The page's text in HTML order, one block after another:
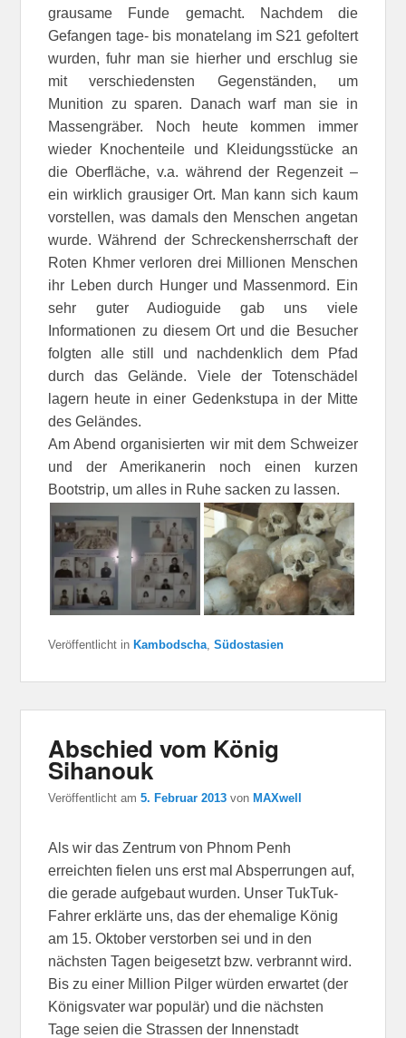
grausame Funde gemacht. Nachdem die
Gefangen tage- bis monatelang im S21 gefoltert
wurden, fuhr man sie hierher und erschlug sie
mit verschiedensten Gegenständen, um
Munition zu sparen. Danach warf man sie in
Massengräber. Noch heute kommen immer
wieder Knochenteile und Kleidungsstücke an
die Oberfläche, v.a. während der Regenzeit –
ein wirklich grausiger Ort. Man kann sich kaum
vorstellen, was damals den Menschen angetan
wurde. Während der Schreckensherrschaft der
Roten Khmer verloren drei Millionen Menschen
ihr Leben durch Hunger und Massenmord. Ein
sehr guter Audioguide gab uns viele
Informationen zu diesem Ort und die Besucher
folgten alle still und nachdenklich dem Pfad
durch das Gelände. Viele der Totenschädel
lagern heute in einer Gedenkstupa in der Mitte
des Geländes.
Am Abend organisierten wir mit dem Schweizer
und der Amerikanerin noch einen kurzen
Bootstrip, um alles in Ruhe sacken zu lassen.
Veröffentlicht in Kambodscha ,Südostasien
Abschied vom König
Sihanouk
Veröffentlicht am5. Februar 2013 vonMAXwell
Als wir das Zentrum von Phnom Penh
erreichten fielen uns erst mal Absperrungen auf,
die gerade aufgebaut wurden. Unser TukTuk-
Fahrer erklärte uns, das der ehemalige König
am 15. Oktober verstorben sei und in den
nächsten Tagen beigesetzt bzw. verbrannt wird.
Bis zu einer Million Pilger würden erwartet (der
Königsvater war populär) und die nächsten
Tage seien die Strassen der Innenstadt